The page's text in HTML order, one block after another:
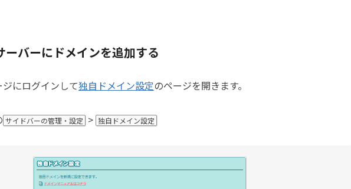
ーバーにドメインを追加する
にログインして独自ドメイン設定のページを開きます。
サイドバーの管理・設定 > 独自ドメイン設定